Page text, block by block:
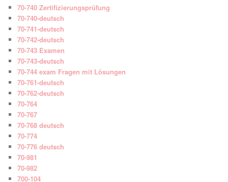
70-740 Zertifizierungsprüfung
70-740-deutsch
70-741-deutsch
70-742-deutsch
70-743 Examen
70-743-deutsch
70-744 exam Fragen mit Lösungen
70-761-deutsch
70-762-deutsch
70-764
70-767
70-768 deutsch
70-774
70-776 deutsch
70-981
70-982
700-104